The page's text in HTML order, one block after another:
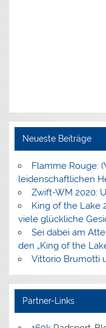
Neueste Beiträge
Flamme Rouge:
leidenschaftlichen
Zwift-WM 2020:
King of the Lake
viele glückliche
Sei dabei am
den „King of the
Vittorio Brumotti
Partner-Links